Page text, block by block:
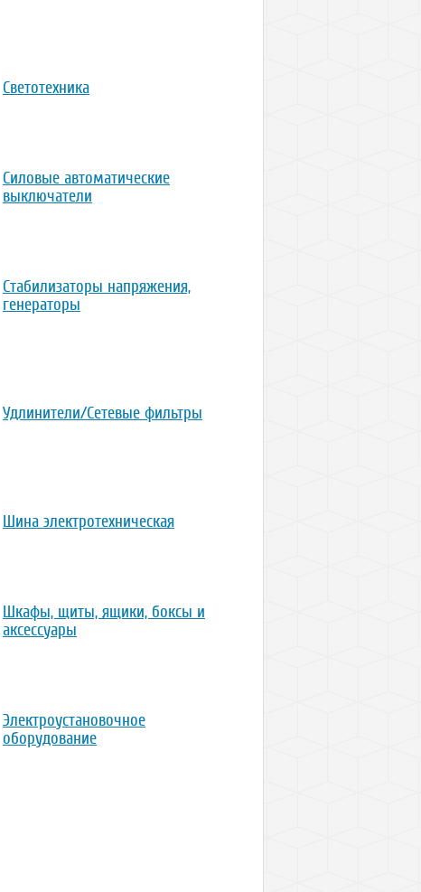
Светотехника
Силовые автоматические
выключатели
Стабилизаторы напряжения,
генераторы
Удлинители/Сетевые фильтры
Шина электротехническая
Шкафы, щиты, ящики, боксы и
аксессуары
Электроустановочное
оборудование